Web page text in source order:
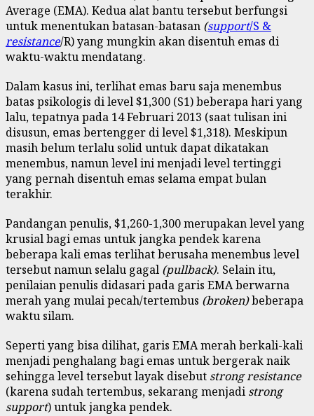
Average (EMA). Kedua alat bantu tersebut berfungsi
untuk menentukan batasan-batasan (support/S &
resistance/R) yang mungkin akan disentuh emas di
waktu-waktu mendatang.
Dalam kasus ini, terlihat emas baru saja menembus
batas psikologis di level $1,300 (S1) beberapa hari yang
lalu, tepatnya pada 14 Februari 2013 (saat tulisan ini
disusun, emas bertengger di level $1,318). Meskipun
masih belum terlalu solid untuk dapat dikatakan
menembus, namun level ini menjadi level tertinggi
yang pernah disentuh emas selama empat bulan
terakhir.
Pandangan penulis, $1,260-1,300 merupakan level yang
krusial bagi emas untuk jangka pendek karena
beberapa kali emas terlihat berusaha menembus level
tersebut namun selalu gagal (pullback). Selain itu,
penilaian penulis didasari pada garis EMA berwarna
merah yang mulai pecah/tertembus (broken)beberapa
waktu silam.
Seperti yang bisa dilihat, garis EMA merah berkali-kali
menjadi penghalang bagi emas untuk bergerak naik
sehingga level tersebut layak disebut strong resistance
(karena sudah tertembus, sekarang menjadi strong
support) untuk jangka pendek.